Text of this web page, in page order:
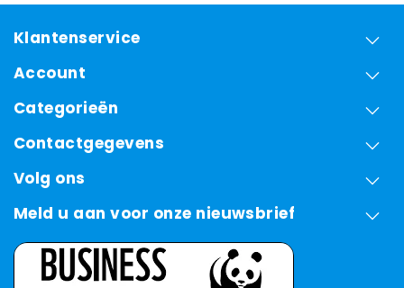
Klantenservice
Account
Categorieën
Contactgegevens
Volg ons
Meld u aan voor onze nieuwsbrief